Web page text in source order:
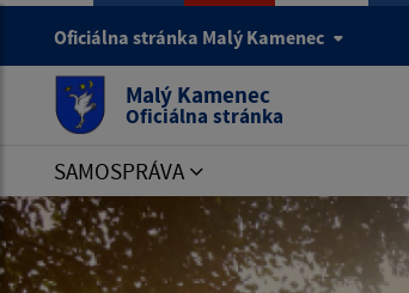
Oficiálna stránka Malý Kamenec
Malý Kamenec
Oficiálna stránka
SAMOSPRÁVA